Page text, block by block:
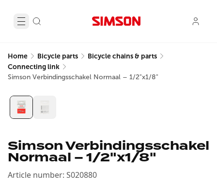
Home Bicycle parts
Bicycle chains & parts
Connecting link
Simson Verbindingsschakel Normaal – 1/2"x1/8"
Simson Verbindingsschakel
Normaal – 1/2"x1/8"
Article number: S020880